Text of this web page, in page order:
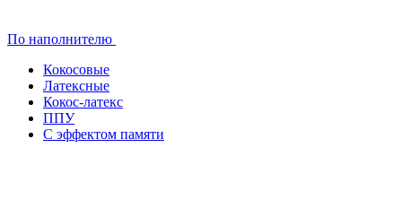
По наполнителю
Кокосовые
Латексные
Кокос-латекс
ППУ
С эффектом памяти